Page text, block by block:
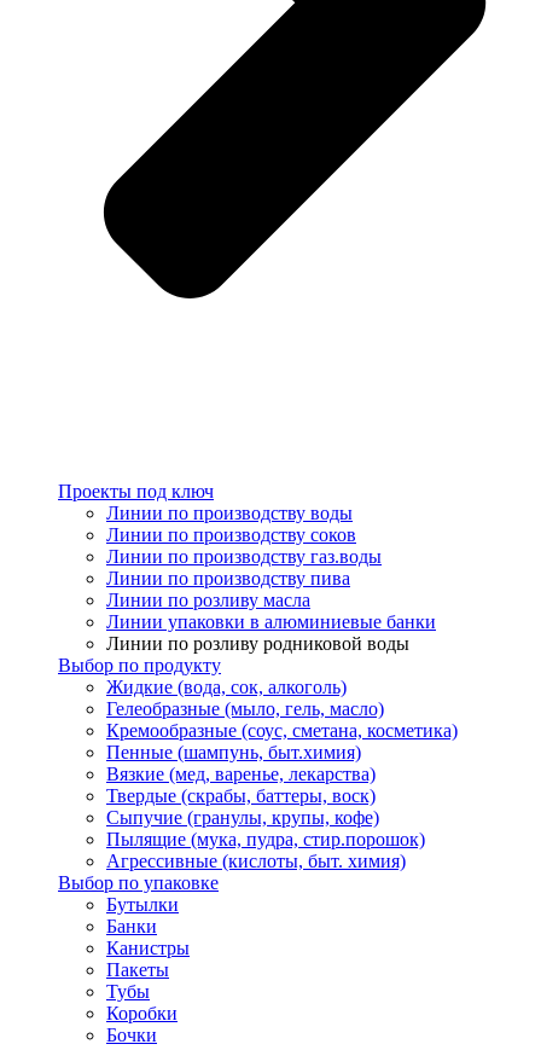
Проекты под ключ
Линии по производству воды
Линии по производству соков
Линии по производству газ.воды
Линии по производству пива
Линии по розливу масла
Линии упаковки в алюминиевые банки
Линии по розливу родниковой воды
Выбор по продукту
Жидкие (вода, сок, алкоголь)
Гелеобразные (мыло, гель, масло)
Кремообразные (соус, сметана, косметика)
Пенные (шампунь, быт.химия)
Вязкие (мед, варенье, лекарства)
Твердые (скрабы, баттеры, воск)
Сыпучие (гранулы, крупы, кофе)
Пылящие (мука, пудра, стир.порошок)
Агрессивные (кислоты, быт. химия)
Выбор по упаковке
Бутылки
Банки
Канистры
Пакеты
Тубы
Коробки
Бочки